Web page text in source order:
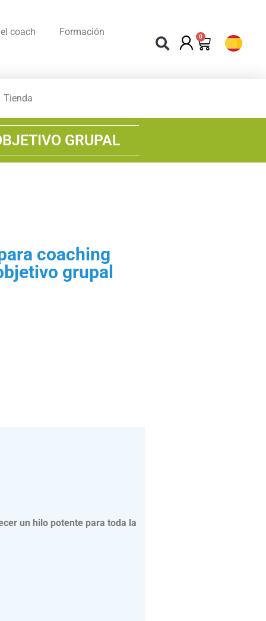
coach Formación 0
Tienda
GRUPAL
coaching
grupal
un hilo potente para toda la